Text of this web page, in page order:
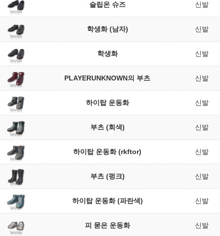
슬립온 슈즈 신발
학생화 (남자) 신발
학생화 신발
PLAYERUNKNOWN의 부츠 신발
하이탑 운동화 신발
부츠 (회색) 신발
하이탑 운동화 (rkftor) 신발
부츠 (펑크) 신발
하이탑 운동화 (파란색) 신발
피 묻은 운동화 신발